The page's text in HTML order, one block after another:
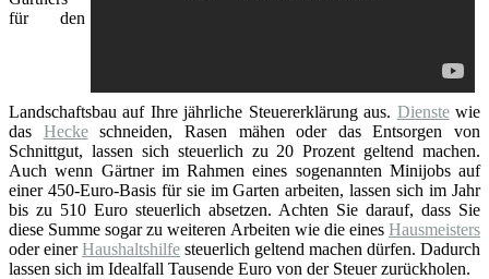
für den
Landschaftsbau auf Ihre jährliche Steuererklärung aus. Dienstewie
das Heckeschneiden, Rasen mähen oder das Entsorgen von
Schnittgut, lassen sich steuerlich zu 20 Prozent geltend machen.
Auch wenn Gärtner im Rahmen eines sogenannten Minijobs auf
einer 450-Euro-Basis für sie im Garten arbeiten, lassen sich im Jahr
bis zu 510 Euro steuerlich absetzen. Achten Sie darauf, dass Sie
diese Summe sogar zu weiteren Arbeiten wie die eines Hausmeisters
oder einerHaushaltshilfe steuerlich geltend machen dürfen. Dadurch
lassen sich im Idealfall Tausende Euro von der Steuer zurückholen.